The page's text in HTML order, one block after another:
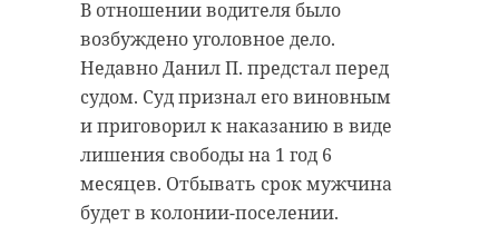
В отношении водителя было
возбуждено уголовное дело.
Недавно Данил П. предстал перед
судом. Суд признал его виновным
и приговорил к наказанию в виде
лишения свободы на 1 год 6
месяцев. Отбывать срок мужчина
будет в колонии-поселении.
волонтеры рождествено
Вырская мыза
Поделиться статьей: